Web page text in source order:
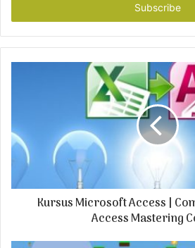
r
y
i
Kursus Microsoft Access |
Access Mastering